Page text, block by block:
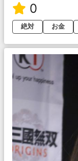
0
絶対
お金